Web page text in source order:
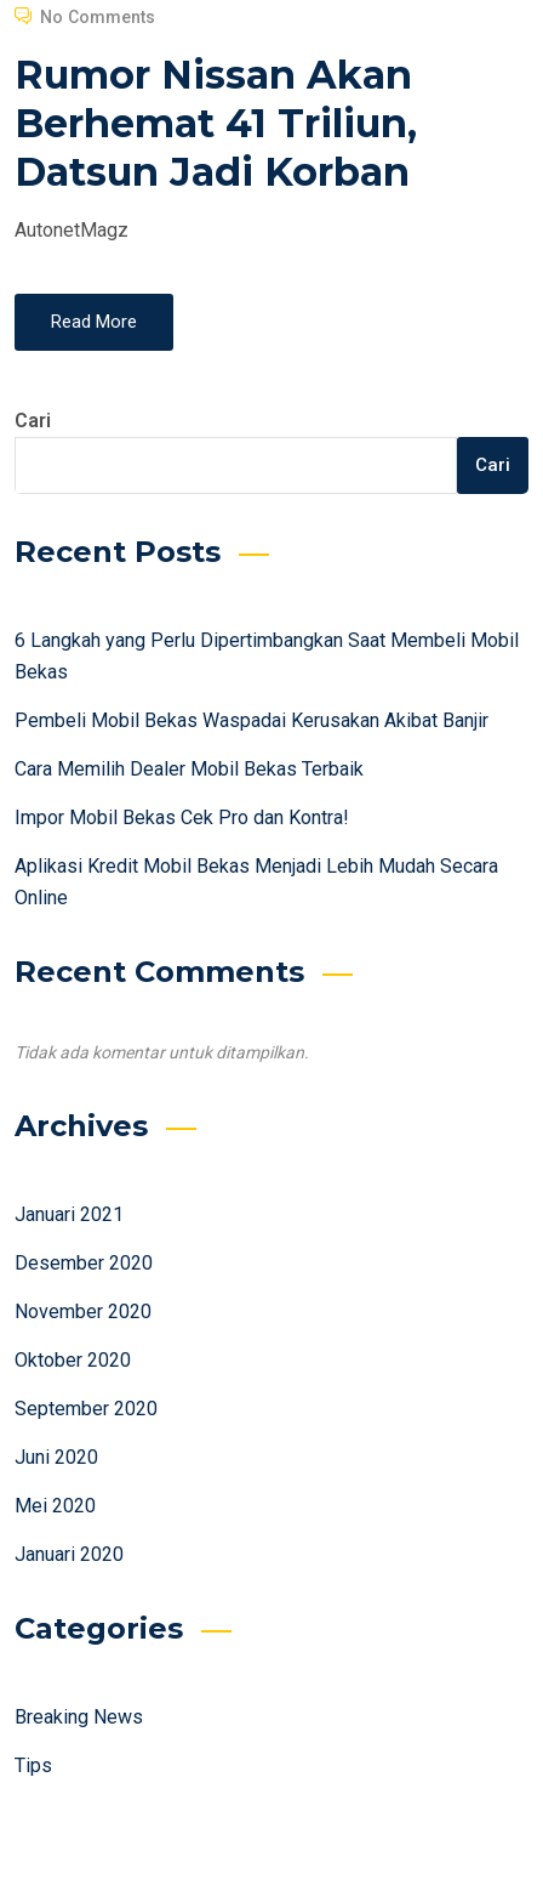
T
D
O
No Comments
Rumor Nissan Akan
Berhemat 41 Triliun,
Datsun Jadi Korban
AutonetMagz
Read More
Cari
Cari
Recent Posts
6 Langkah yang Perlu Dipertimbangkan Saat Membeli Mobil
Bekas
Pembeli Mobil Bekas Waspadai Kerusakan Akibat Banjir
Cara Memilih Dealer Mobil Bekas Terbaik
Impor Mobil Bekas Cek Pro dan Kontra!
Aplikasi Kredit Mobil Bekas Menjadi Lebih Mudah Secara
Online
Recent Comments
Tidak ada komentar untuk ditampilkan.
Archives
Januari 2021
Desember 2020
November 2020
Oktober 2020
September 2020
Juni 2020
Mei 2020
Januari 2020
Categories
Breaking News
Tips